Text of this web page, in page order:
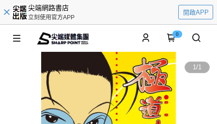
尖端網路書店
立刻使用官方APP
開啟APP
0
1/1